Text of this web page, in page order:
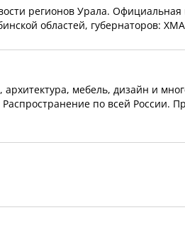
регионов Урала.
областей, губернаторов:
мебель, дизайн и
по всей России.